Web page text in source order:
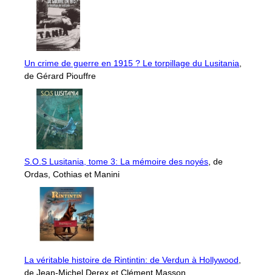
Un crime de guerre en 1915 ? Le torpillage du Lusitania
de Gérard Piouffre
S.O.S Lusitania, tome 3: La mémoire des noyés , de
Ordas, Cothias et Manini
La véritable histoire de Rintintin: de Verdun à Hollywood
de Jean-Michel Derex et Clément Masson